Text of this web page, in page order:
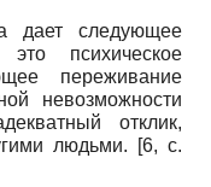
дает следующее
психическое
переживание
невозможности
отклик,
людьми. [6, с.